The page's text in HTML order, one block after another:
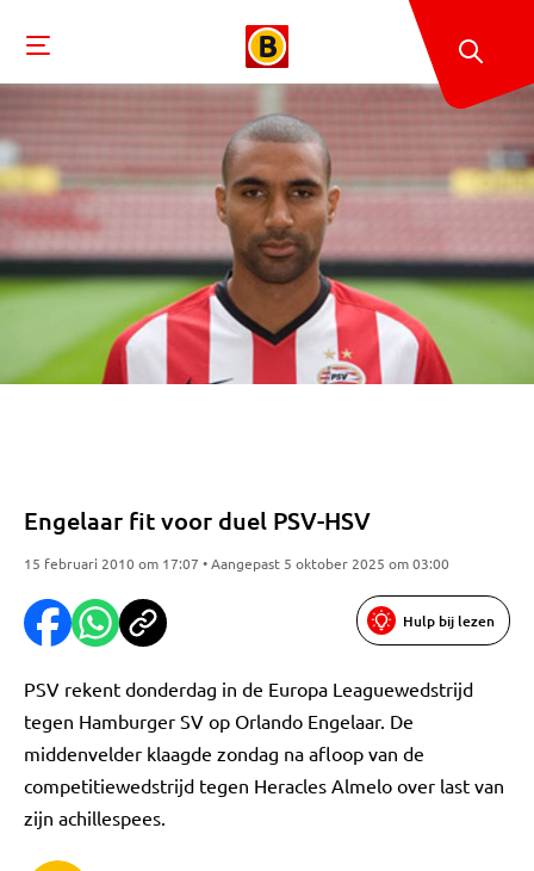
Engelaar fit voor duel PSV-HSV
15 februari 2010 om 17:07 • Aangepast 5 oktober 2025 om 03:00
Hulp bij lezen
PSV rekent donderdag in de Europa Leaguewedstrijd
tegen Hamburger SV op Orlando Engelaar. De
middenvelder klaagde zondag na afloop van de
competitiewedstrijd tegen Heracles Almelo over last van
zijn achillespees.